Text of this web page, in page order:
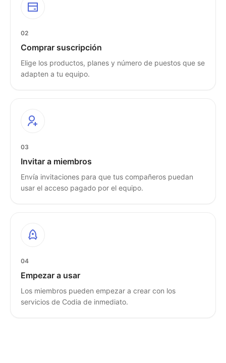
02
Comprar suscripción
Elige los productos, planes y número de puestos que se
adapten a tu equipo.
03
Invitar a miembros
Envía invitaciones para que tus compañeros puedan
usar el acceso pagado por el equipo.
04
Empezar a usar
Los miembros pueden empezar a crear con los
servicios de Codia de inmediato.